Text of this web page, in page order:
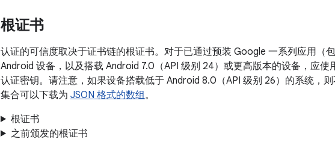
根证书
认证的可信度取决于证书链的根证书。对于已通过预装 Google 一系列应用（
Android 设备，以及搭载 Android 7.0（API 级别 24）或更高版本的设备，应
认证密钥。请注意，如果设备搭载低于 Android 8.0（API 级别 26）的系统，
集合可以下载为 JSON 格式的数组。
根证书
之前颁发的根证书